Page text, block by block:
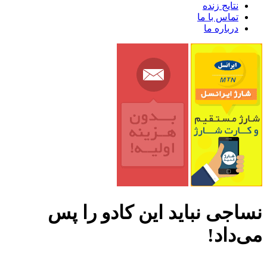
نتایج زنده
تماس با ما
درباره ما
نساجی نباید این کادو را پس
می‌داد!